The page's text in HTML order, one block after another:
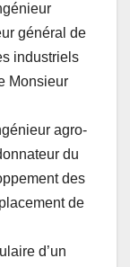
général de
industriels
Monsieur
agro-
du
des
de
d’un